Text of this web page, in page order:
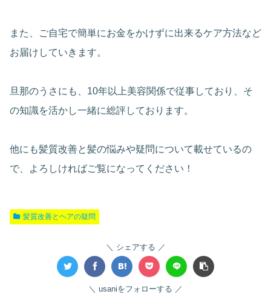
また、ご自宅で簡単にお金をかけずに出来るケア方法など
お届けしていきます。
旦那のうさにも、10年以上美容関係で従事しており、そ
の知識を活かし一緒に総評しております。
他にも髪質改善と髪の悩みや疑問について載せているの
で、よろしければご覧になってください！
髪質改善とヘアの疑問
シェアする
usaniをフォローする